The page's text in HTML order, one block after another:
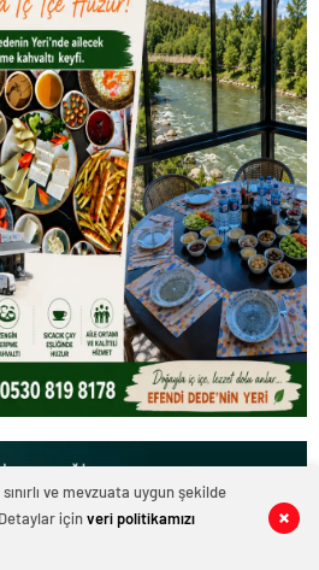
ve mevzuata uygun şekilde
içinveri politikamızı